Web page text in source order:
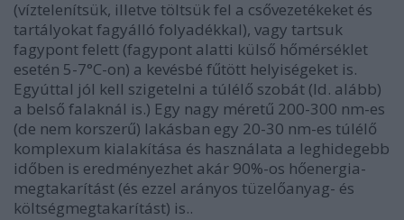
(víztelenítsük, illetve töltsük fel a csővezetékeket és
tartályokat fagyálló folyadékkal), vagy tartsuk
fagypont felett (fagypont alatti külső hőmérséklet
esetén 5-7°C-on) a kevésbé fűtött helyiségeket is.
Egyúttal jól kell szigetelni a túlélő szobát (ld. alább)
a belső falaknál is.) Egy nagy méretű 200-300 nm-es
(de nem korszerű) lakásban egy 20-30 nm-es túlélő
komplexum kialakítása és használata a leghidegebb
időben is eredményezhet akár 90%-os hőenergia-
megtakarítást (és ezzel arányos tüzelőanyag- és
költségmegtakarítást) is..